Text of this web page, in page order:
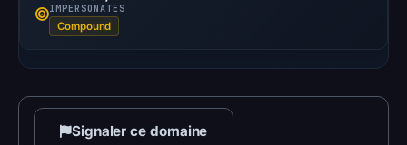
IMPERSONATES
Compound
Signaler ce domaine